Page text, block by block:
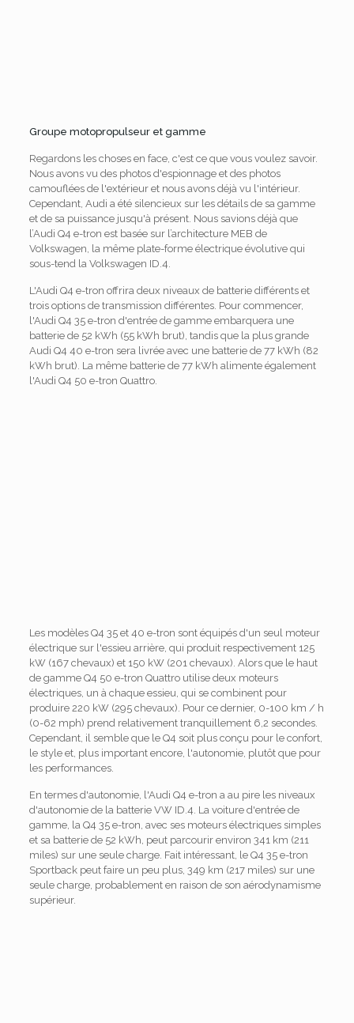
Groupe motopropulseur et gamme
Regardons les choses en face, c'est ce que vous voulez savoir.
Nous avons vu des photos d'espionnage et des photos
camouflées de l'extérieur et nous avons déjà vu l'intérieur.
Cependant, Audi a été silencieux sur les détails de sa gamme
et de sa puissance jusqu'à présent. Nous savions déjà que
l’Audi Q4 e-tron est basée sur l’architecture MEB de
Volkswagen, la même plate-forme électrique évolutive qui
sous-tend la Volkswagen ID.4.
L'Audi Q4 e-tron offrira deux niveaux de batterie différents et
trois options de transmission différentes. Pour commencer,
l'Audi Q4 35 e-tron d'entrée de gamme embarquera une
batterie de 52 kWh (55 kWh brut), tandis que la plus grande
Audi Q4 40 e-tron sera livrée avec une batterie de 77 kWh (82
kWh brut). La même batterie de 77 kWh alimente également
l'Audi Q4 50 e-tron Quattro.
Les modèles Q4 35 et 40 e-tron sont équipés d'un seul moteur
électrique sur l'essieu arrière, qui produit respectivement 125
kW (167 chevaux) et 150 kW (201 chevaux). Alors que le haut
de gamme Q4 50 e-tron Quattro utilise deux moteurs
électriques, un à chaque essieu, qui se combinent pour
produire 220 kW (295 chevaux). Pour ce dernier, 0-100 km / h
(0-62 mph) prend relativement tranquillement 6,2 secondes.
Cependant, il semble que le Q4 soit plus conçu pour le confort,
le style et, plus important encore, l'autonomie, plutôt que pour
les performances.
En termes d'autonomie, l'Audi Q4 e-tron a au pire les niveaux
d'autonomie de la batterie VW ID.4. La voiture d'entrée de
gamme, la Q4 35 e-tron, avec ses moteurs électriques simples
et sa batterie de 52 kWh, peut parcourir environ 341 km (211
miles) sur une seule charge. Fait intéressant, le Q4 35 e-tron
Sportback peut faire un peu plus, 349 km (217 miles) sur une
seule charge, probablement en raison de son aérodynamisme
supérieur.